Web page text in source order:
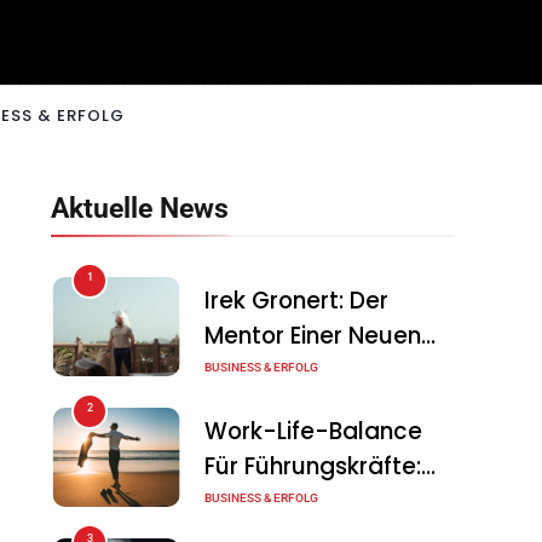
& ERFOLG
Aktuelle News
1
Irek Gronert: Der
Mentor Einer Neuen
Generation Von
BUSINESS & ERFOLG
2
Work-Life-Balance
Für Führungskräfte:
Illusion Oder Echte
BUSINESS & ERFOLG
3